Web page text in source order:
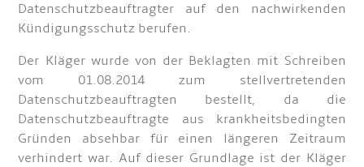
Datenschutzbeauftragter auf den nachwirkenden
Kündigungsschutz berufen.
Der Kläger wurde von der Beklagten mit Schreiben
vom 01.08.2014 zum stellvertretenden
Datenschutzbeauftragten bestellt, da die
Datenschutzbeauftragte aus krankheitsbedingten
Gründen absehbar für einen längeren Zeitraum
verhindert war. Auf dieser Grundlage ist der Kläger